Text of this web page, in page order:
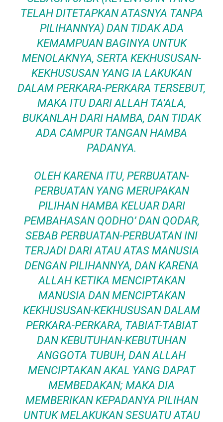
TELAH DITETAPKAN ATASNYA TANPA
PILIHANNYA) DAN TIDAK ADA
KEMAMPUAN BAGINYA UNTUK
MENOLAKNYA, SERTA KEKHUSUSAN-
KEKHUSUSAN YANG IA LAKUKAN
DALAM PERKARA-PERKARA TERSEBUT,
MAKA ITU DARI ALLAH TA’ALA,
BUKANLAH DARI HAMBA, DAN TIDAK
ADA CAMPUR TANGAN HAMBA
PADANYA.
OLEH KARENA ITU, PERBUATAN-
PERBUATAN YANG MERUPAKAN
PILIHAN HAMBA KELUAR DARI
PEMBAHASAN QODHO’ DAN QODAR,
SEBAB PERBUATAN-PERBUATAN INI
TERJADI DARI ATAU ATAS MANUSIA
DENGAN PILIHANNYA, DAN KARENA
ALLAH KETIKA MENCIPTAKAN
MANUSIA DAN MENCIPTAKAN
KEKHUSUSAN-KEKHUSUSAN DALAM
PERKARA-PERKARA, TABIAT-TABIAT
DAN KEBUTUHAN-KEBUTUHAN
ANGGOTA TUBUH, DAN ALLAH
MENCIPTAKAN AKAL YANG DAPAT
MEMBEDAKAN; MAKA DIA
MEMBERIKAN KEPADANYA PILIHAN
UNTUK MELAKUKAN SESUATU ATAU